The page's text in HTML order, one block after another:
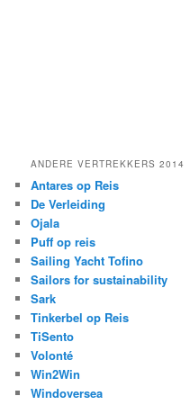
ANDERE VERTREKKERS 2014
Antares op Reis
De Verleiding
Ojala
Puff op reis
Sailing Yacht Tofino
Sailors for sustainability
Sark
Tinkerbel op Reis
TiSento
Volonté
Win2Win
Windoversea